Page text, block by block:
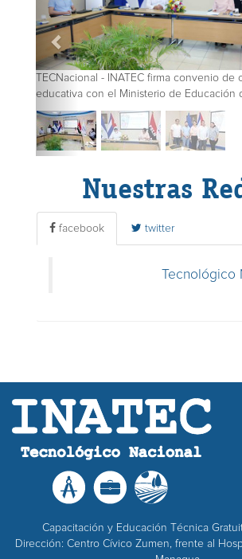
TECNacional - INATEC firma convenio de
educativa con el Ministerio de Educación
Nuestras
facebook twitter
Tecnológico
Capacitación y Educación Técnica
Dirección: Centro Cívico Zumen, frente al